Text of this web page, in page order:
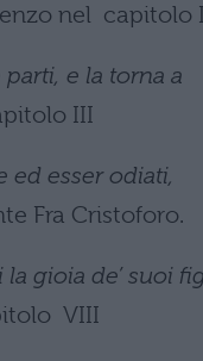
nel capitolo
e la torna a
III
ed esser odiati,
Fra Cristoforo.
gioia de’ suoi
VIII